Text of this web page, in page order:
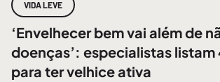
VIDA LEVE
‘Envelhecer bem vai além de
doenças’: especialistas listam
para ter velhice ativa